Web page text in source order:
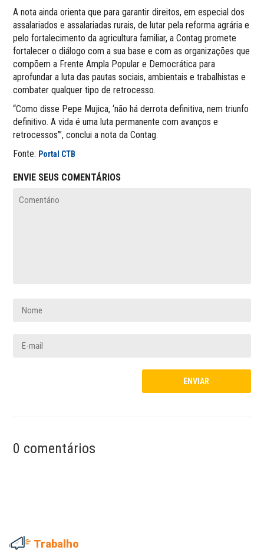
A nota ainda orienta que para garantir direitos, em especial dos
assalariados e assalariadas rurais, de lutar pela reforma agrária e
pelo fortalecimento da agricultura familiar, a Contag promete
fortalecer o diálogo com a sua base e com as organizações que
compõem a Frente Ampla Popular e Democrática para
aprofundar a luta das pautas sociais, ambientais e trabalhistas e
combater qualquer tipo de retrocesso.
“Como disse Pepe Mujica, ‘não há derrota definitiva, nem triunfo
definitivo. A vida é uma luta permanente com avanços e
retrocessos’”, conclui a nota da Contag.
Fonte: Portal CTB
ENVIE SEUS COMENTÁRIOS
0 comentários
Trabalho